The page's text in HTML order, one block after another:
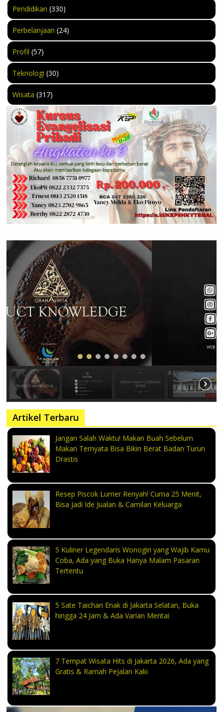
Pendidikan (330)
Perbelanjaan (24)
Profil (57)
Teknologi (30)
Wisata (317)
Artikel Terbaru
Jangan Salah Waktu! Makan Buah Sebelum
Makan Ternyata Bisa Bikin Berat Badan Turun
Drastis
Resep Piscok Lumer Renyah! Cuma 25 Menit,
Bisa Jadi Ide Jualan & Camilan Keluarga
5 Kuliner Legendaris Wonogiri yang Wajib Kamu
Coba, Ada yang Buka Hanya Malam Pasaran
Tertentu
5 Sate Taichan Enak di Jakarta Selatan, Buka
hingga 24 Jam & Ada Varian Mentai
7 Tempat Wisata Hits di Jakarta 2026, Ada yang
Gratis & Ramah Pejalan Kaki